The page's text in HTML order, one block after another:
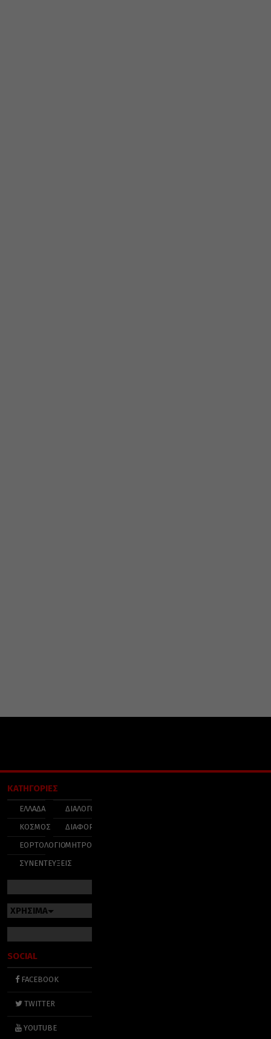
ΚΑΤΗΓΟΡΙΕΣ
ΕΛΛΑΔΑ
ΚΟΣΜΟΣ
ΕΟΡΤΟΛΟΓΙΟ
ΣΥΝΕΝΤΕΥΞΕΙΣ
ΔΙΑΛΟΓΟΣ
ΔΙΑΦΟΡΑ
ΜΗΤΡΟΠΟΛΕΙΣ
ΧΡΗΣΙΜΑ
SOCIAL
FACEBOOK
TWITTER
YOUTUBE